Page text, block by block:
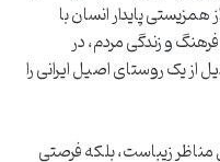
همزیستی پایدار انسان با
و زندگی مردم، در
از یک روستای اصیل ایرانی را
مناظر زیباست، بلکه فرصتی